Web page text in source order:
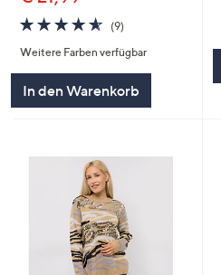
4.6
von
5
(9)9
Weitere Farben verfügbar
In den Warenkorb